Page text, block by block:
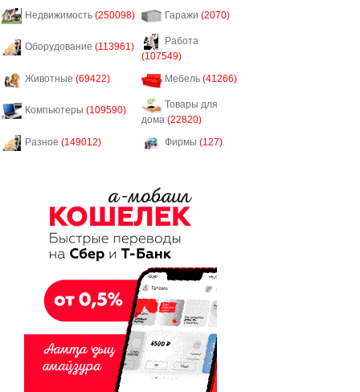
Недвижимость (250098) Гаражи (2070)
Оборудование (113961)
Работа
(107549)
Животные (69422) Мебель (41266)
Компьютеры (109590)
Товары для
дома (22820)
Разное (149012) Фирмы (127)